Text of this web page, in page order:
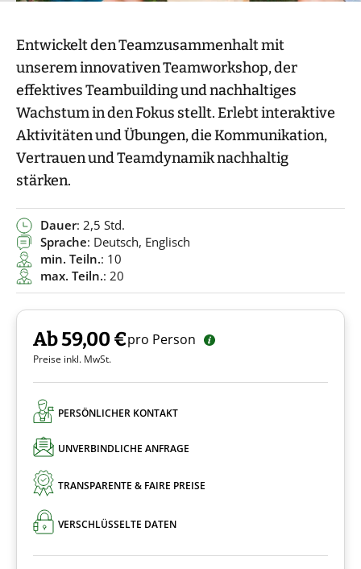
Entwickelt den Teamzusammenhalt mit
unserem innovativen Teamworkshop, der
effektives Teambuilding und nachhaltiges
Wachstum in den Fokus stellt. Erlebt interaktive
Aktivitäten und Übungen, die Kommunikation,
Vertrauen und Teamdynamik nachhaltig
stärken.
Dauer: 2,5 Std.
Sprache: Deutsch, Englisch
min. Teiln.: 10
max. Teiln.: 20
Ab 59,00 €pro Person
Preise inkl. MwSt.
PERSÖNLICHER KONTAKT
UNVERBINDLICHE ANFRAGE
TRANSPARENTE & FAIRE PREISE
VERSCHLÜSSELTE DATEN